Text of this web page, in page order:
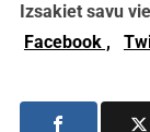
Izsakiet savu
Facebook ,